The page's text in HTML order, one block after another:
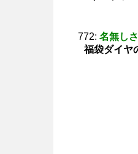
772: 名無し
福袋ダイヤ